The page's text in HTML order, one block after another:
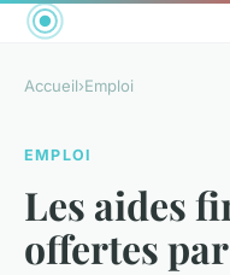
Accueil›Emploi
EMPLOI
Les aides
offertes